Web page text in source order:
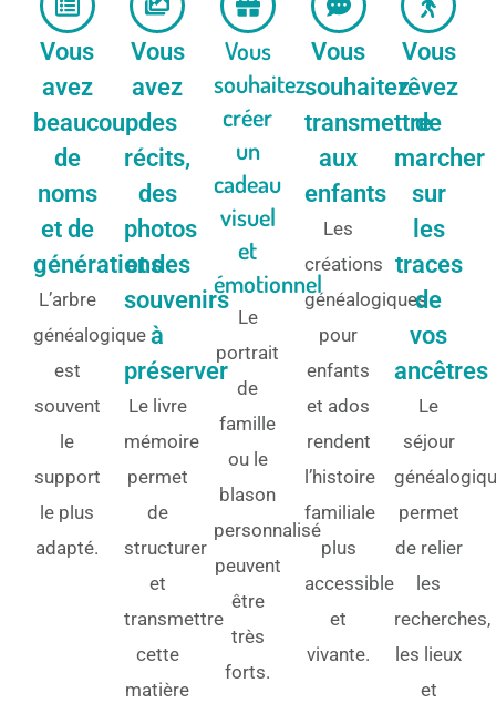
Vous
avez
beaucoup
de
noms
et de
générations
L’arbre
généalogique
est
souvent
le
support
le plus
adapté.
Vous
avez
des
récits,
des
photos
et des
souvenirs
à
préserver
Le livre
mémoire
permet
de
structurer
et
transmettre
cette
matière
Vous
souhaitez
créer
un
cadeau
visuel
et
émotionnel
Le
portrait
de
famille
ou le
blason
personnalisé
peuvent
être
très
forts.
Vous
souhaitez
transmettre
aux
enfants
Les
créations
généalogiques
pour
enfants
et ados
rendent
l’histoire
familiale
plus
accessible
et
vivante.
Vous
rêvez
de
marcher
sur
les
traces
de
vos
ancêtres
Le
séjour
permet
de relier
les
recherches,
les lieux
et